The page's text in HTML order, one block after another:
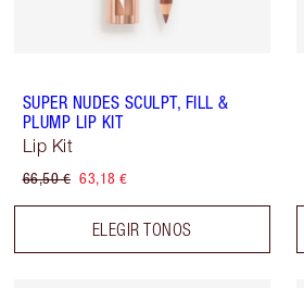
SUPER NUDES SCULPT, FILL &
PLUMP LIP KIT
Lip Kit
66,50 € 63,18 €
ELEGIR TONOS